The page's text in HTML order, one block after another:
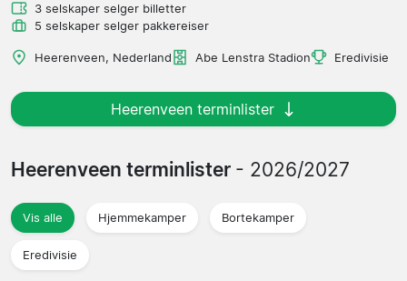
3 selskaper selger billetter
5 selskaper selger pakkereiser
Heerenveen, Nederland Abe Lenstra Stadion Eredivisie
Heerenveen terminlister
Heerenveen terminlister - 2026/2027
Vis alle Hjemmekamper Bortekamper
Eredivisie